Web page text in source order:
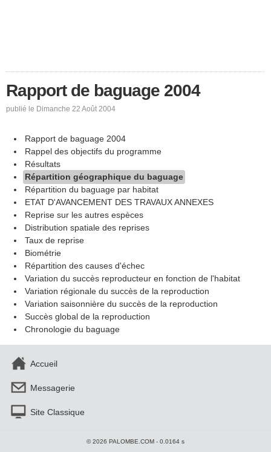
Rapport de baguage 2004
publié le Dimanche 22 Août 2004
Rapport de baguage 2004
Rappel des objectifs du programme
Résultats
Répartition géographique du baguage
Répartition du baguage par habitat
ETAT D'AVANCEMENT DES TRAVAUX ANNEXES
Reprise sur les autres espèces
Distribution spatiale des reprises
Taux de reprise
Biométrie
Répartition des causes d'échec
Variation du succès reproducteur en fonction de l'habitat
Variation régionale du succès de la reproduction
Variation saisonnière du succès de la reproduction
Succès global de la reproduction
Chronologie du baguage
Accueil
Messagerie
Site Classique
© 2026 PALOMBE.COM - 0.0164 s